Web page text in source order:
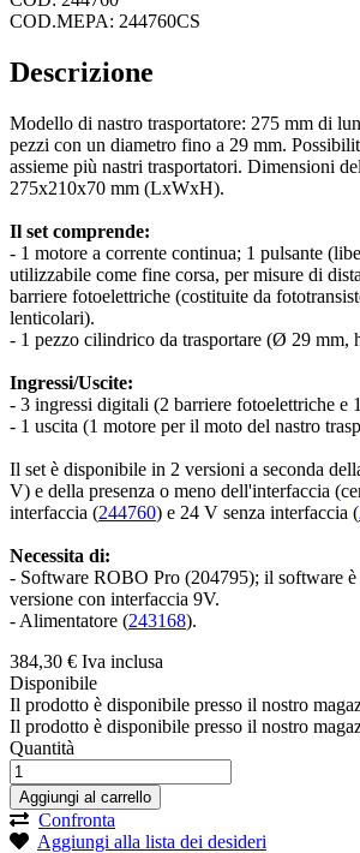
COD.MEPA: 244760CS
Descrizione
Modello di nastro trasportatore: 275 mm di
pezzi con un diametro fino a 29 mm.
assieme più nastri trasportatori. Dimensioni
275x210x70 mm (LxWxH).
Il set comprende:
- 1 motore a corrente continua; 1 pulsante
utilizzabile come fine corsa, per misure di
barriere fotoelettriche (costituite da
lenticolari).
- 1 pezzo cilindrico da trasportare (Ø 29 mm,
Ingressi/Uscite:
- 3 ingressi digitali (2 barriere fotoelettriche e
- 1 uscita (1 motore per il moto del nastro
Il set è disponibile in 2 versioni a seconda
V) e della presenza o meno dell'interfaccia
interfaccia (244760) e 24 V senza interfaccia (
Necessita di:
- Software ROBO Pro (204795); il software è
versione con interfaccia 9V.
- Alimentatore (243168).
384,30 € Iva inclusa
Disponibile
Il prodotto è disponibile presso il nostro
Il prodotto è disponibile presso il nostro
Quantità
Aggiungi al carrello
Confronta
Aggiungi alla lista dei desideri